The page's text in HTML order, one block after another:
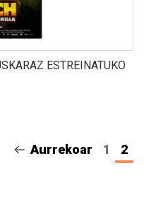
ESTREINATUKO
Aurrekoar 1 2